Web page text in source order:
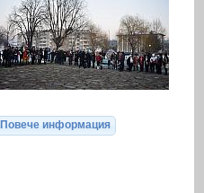
Повече информация